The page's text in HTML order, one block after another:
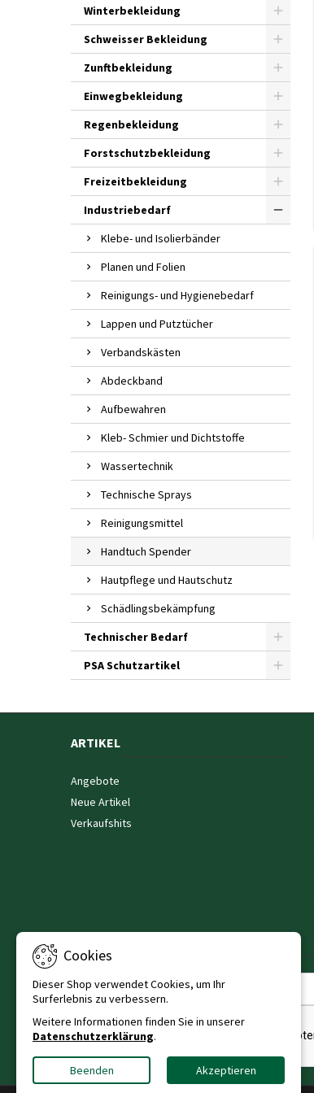
Winterbekleidung
Schweisser Bekleidung
Zunftbekleidung
Einwegbekleidung
Regenbekleidung
Forstschutzbekleidung
Freizeitbekleidung
Industriebedarf
Klebe- und Isolierbänder
Planen und Folien
Reinigungs- und Hygienebedarf
Lappen und Putztücher
Verbandskästen
Abdeckband
Aufbewahren
Kleb- Schmier und Dichtstoffe
Wassertechnik
Technische Sprays
Reinigungsmittel
Handtuch Spender
Hautpflege und Hautschutz
Schädlingsbekämpfung
Technischer Bedarf
PSA Schutzartikel
ARTIKEL
Angebote
Neue Artikel
Verkaufshits
Cookies
Dieser Shop verwendet Cookies, um Ihr
Surferlebnis zu verbessern.
Weitere Informationen finden Sie in unserer
Datenschutzerklärung.
Beenden Akzeptieren
NEWSLETTER